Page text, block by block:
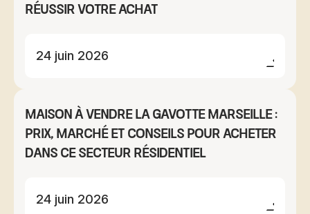
réussir votre achat
24 juin 2026
Maison à vendre La Gavotte Marseille :
prix, marché et conseils pour acheter
dans ce secteur résidentiel
24 juin 2026